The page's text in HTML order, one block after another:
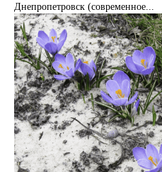
Днепропетровск (современное...